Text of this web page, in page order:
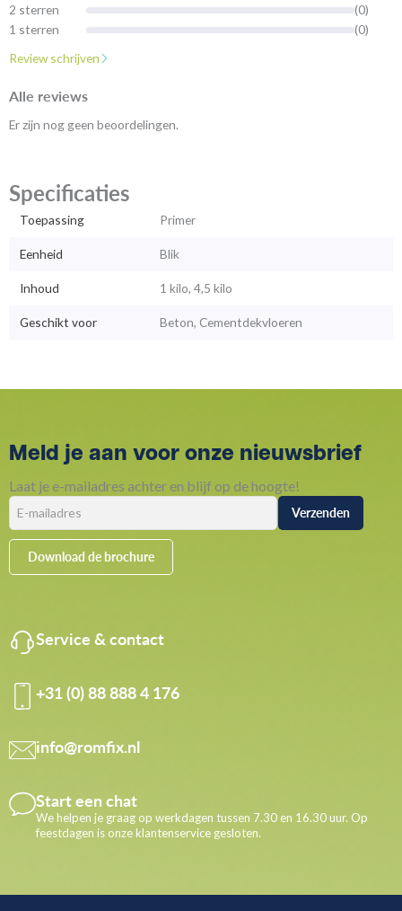
2 sterren
(0)
1 sterren
(0)
Review schrijven
Alle reviews
Er zijn nog geen beoordelingen.
Specificaties
Toepassing Primer
Eenheid Blik
Inhoud 1 kilo, 4,5 kilo
Geschikt voor Beton, Cementdekvloeren
Meld je aan voor onze nieuwsbrief
Laat je e-mailadres achter en blijf op de hoogte!
Download de brochure
Service & contact
+31 (0) 88 888 4 176
info@romfix.nl
Start een chat
We helpen je graag op werkdagen tussen 7.30 en 16.30 uur. Op
feestdagen is onze klantenservice gesloten.